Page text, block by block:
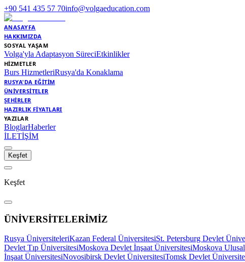
+90 541 435 57 70info@volgaeducation.com
ANASAYFA
HAKKIMIZDA
SOSYAL YAŞAM
Volga'yla Adaptasyon SüreciEtkinlikler
HİZMETLER
Burs HizmetleriRusya'da Konaklama
RUSYA'DA EĞİTİM
ÜNİVERSİTELER
ŞEHİRLER
HAZIRLIK FİYATLARI
YAZILAR
BloglarHaberler
İLETİŞİM
Keşfet
Keşfet
ÜNİVERSİTELERİMİZ
Rusya ÜniversiteleriKazan Federal ÜniversitesiSt. Petersburg Devlet
Devlet Tıp ÜniversitesiMoskova Devlet İnşaat ÜniversitesiMoskova
İnşaat ÜniversitesiNovosibirsk Devlet ÜniversitesiTomsk Devlet